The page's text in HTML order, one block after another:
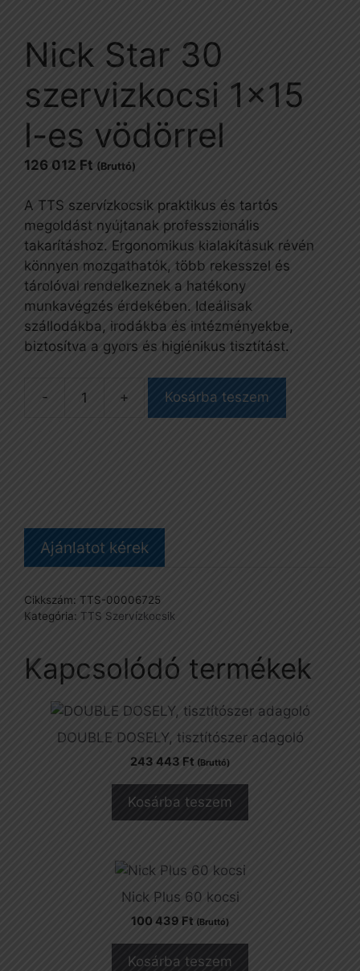
Nick Star 30
szervizkocsi 1×15
l-es vödörrel
126 012 Ft (Bruttó)
A TTS szervízkocsik praktikus és tartós
megoldást nyújtanak professzionális
takarításhoz. Ergonomikus kialakításuk révén
könnyen mozgathatók, több rekesszel és
tárolóval rendelkeznek a hatékony
munkavégzés érdekében. Ideálisak
szállodákba, irodákba és intézményekbe,
biztosítva a gyors és higiénikus tisztítást.
Nick
es
vödörrel
mennyiség
Kosárba teszem
Ajánlatot kérek
Cikkszám: TTS-00006725
Kategória: TTS Szervízkocsik
Kapcsolódó termékek
DOUBLE DOSELY, tisztítószer adagoló
243 443 Ft (Bruttó)
Kosárba teszem
Nick Plus 60 kocsi
100 439 Ft (Bruttó)
Kosárba teszem